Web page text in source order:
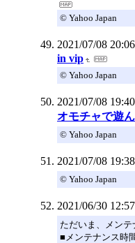
© Yahoo Japan
2021/07/08
in vip
© Yahoo Japan
2021/07/08
オモチャで遊
© Yahoo Japan
2021/07/08
© Yahoo Japan
2021/06/30
ただいま、メンテ
■メンテナンス時